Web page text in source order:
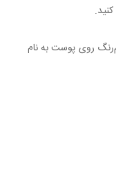
روی پوست به نام